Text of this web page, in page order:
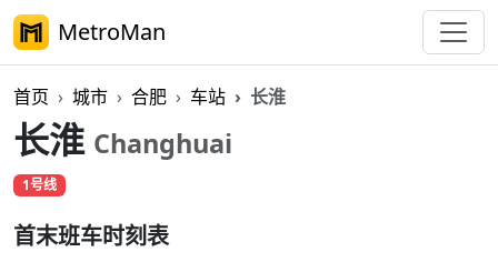
MetroMan
首页 城市 合肥 车站 长淮
长淮 Changhuai
1号线
首末班车时刻表